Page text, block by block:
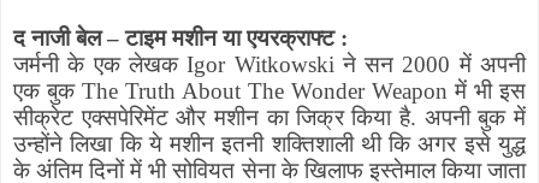
द नाजी बेल–टाइम मशीन या एयरक्राफ्ट :
जर्मनी के एक लेखक Igor Witkowski ने सन 2000 में अपनी
एक बुक The Truth About The Wonder Weapon में भी इस
सीक्रेट एक्सपेरिमेंट और मशीन का जिक्र किया है. अपनी बुक में
उन्होंने लिखा कि ये मशीन इतनी शक्तिशाली थी कि अगर इसे युद्ध
के अंतिम दिनों में भी सोवियत सेना के खिलाफ इस्तेमाल किया जाता